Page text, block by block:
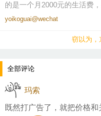
的是一个月2000元的生活费
yoikoguai@wechat
窃以为，
全部评论
玛索
既然打广告了，就把价格